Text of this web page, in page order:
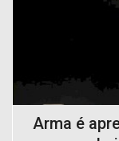
Arma é